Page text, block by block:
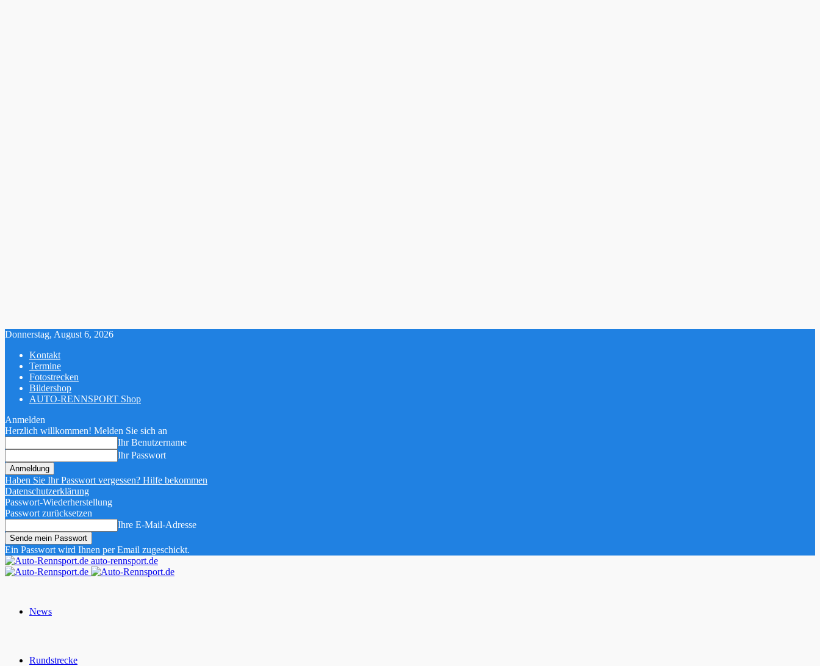
Donnerstag, August 6, 2026
Kontakt
Termine
Fotostrecken
Bildershop
AUTO-RENNSPORT Shop
Anmelden
Herzlich willkommen! Melden Sie sich an
Ihr Benutzername
Ihr Passwort
Haben Sie Ihr Passwort vergessen? Hilfe bekommen
Datenschutzerklärung
Passwort-Wiederherstellung
Passwort zurücksetzen
Ihre E-Mail-Adresse
Ein Passwort wird Ihnen per Email zugeschickt.
auto-rennsport.de
News
Rundstrecke